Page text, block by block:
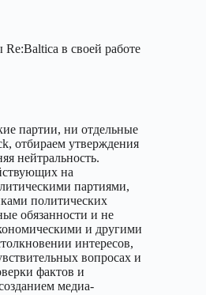
в своей работе
партии, ни отдельные
отбираем утверждения
нейтральность.
на
партиями,
политических
обязанности и не
и другими
интересов,
вопросах и
фактов и
медиа-